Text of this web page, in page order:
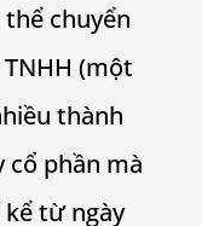
chuyển
(một
thành
cổ phần mà
kể từ ngày